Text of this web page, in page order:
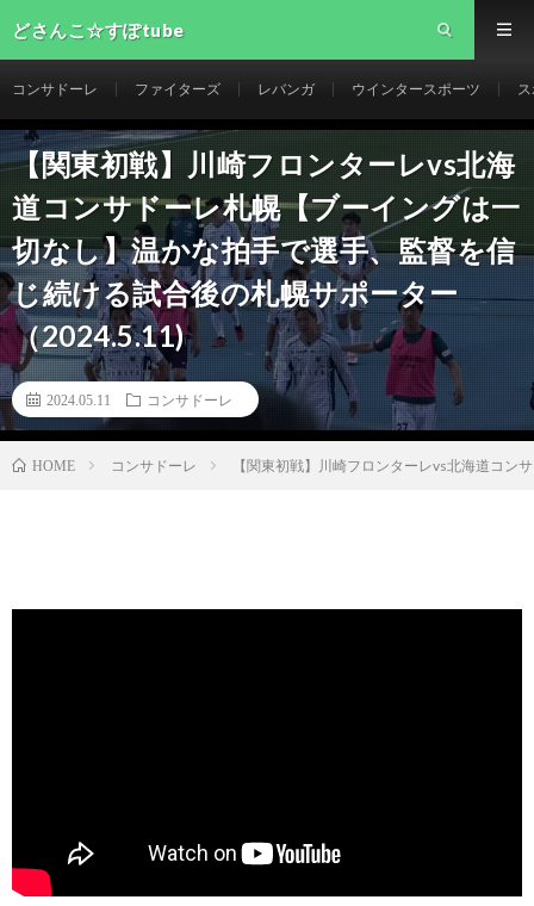
どさんこ☆すぽtube
コンサドーレ ファイターズ レバンガ ウインタースポーツ
【関東初戦】川崎フロンターレvs北海
道コンサドーレ札幌【ブーイングは一
切なし】温かな拍手で選手、監督を信
じ続ける試合後の札幌サポーター
（2024.5.11)
2024.05.11 コンサドーレ
HOME コンサドーレ 【関東初戦】川崎フロンターレvs北海道コ